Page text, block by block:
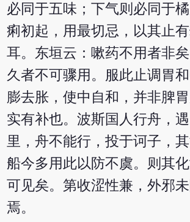
必同于五味；下气则必同于
痢初起，用最切忌，以其止
耳。东垣云：嗽药不用者非
久者不可骤用。服此止调胃
膨去胀，使中自和，并非脾
实有补也。波斯国人行舟，
里，舟不能行，投于诃子，
船今多用此以防不虞。则其
可见矣。第收涩性兼，外邪
焉。